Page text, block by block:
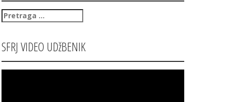
Pretraga
za:
SFRJ VIDEO UDžBENIK